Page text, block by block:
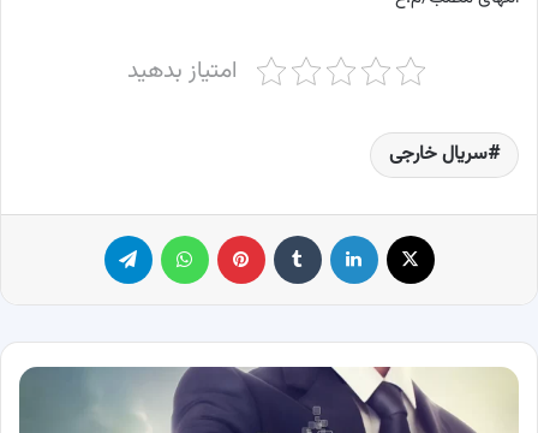
امتیاز بدهید
سریال خارجی
لینکدین ‫تامبلر پینترست
بهترین